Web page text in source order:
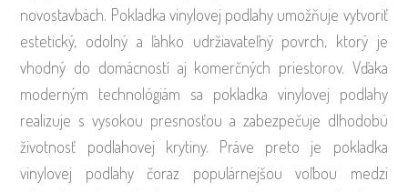
novostavbách. Pokladka vinylovej podlahy umožňuje vytvoriť
estetický, odolný a ľahko udržiavateľný povrch, ktorý je
vhodný do domácností aj komerčných priestorov. Vďaka
moderným technológiám sa pokladka vinylovej podlahy
realizuje s vysokou presnosťou a zabezpečuje dlhodobú
životnosť podlahovej krytiny. Práve preto je pokladka
vinylovej podlahy čoraz populárnejšou voľbou medzi